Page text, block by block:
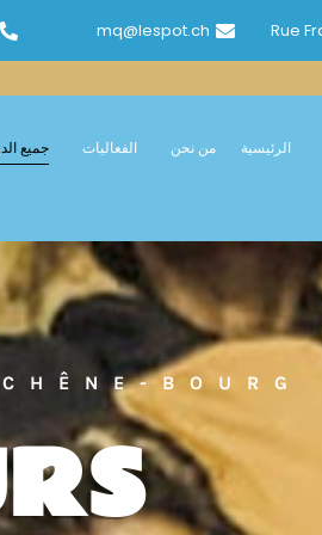
Rue
mq@lespot.ch
الرئيسية من نحن الفعاليات جميع
BOURG